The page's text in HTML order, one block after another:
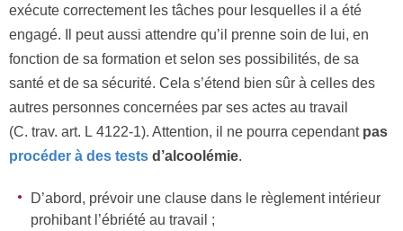
exécute correctement les tâches pour lesquelles il a été
engagé. Il peut aussi attendre qu’il prenne soin de lui, en
fonction de sa formation et selon ses possibilités, de sa
santé et de sa sécurité. Cela s’étend bien sûr à celles des
autres personnes concernées par ses actes au travail
(C. trav. art. L 4122-1). Attention, il ne pourra cependant pas
procéder à des tests d’alcoolémie
D’abord, prévoir une clause dans le règlement intérieur
prohibant l’ébriété au travail ;